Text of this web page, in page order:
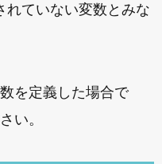
れていない変数とみな
を定義した場合で
い。